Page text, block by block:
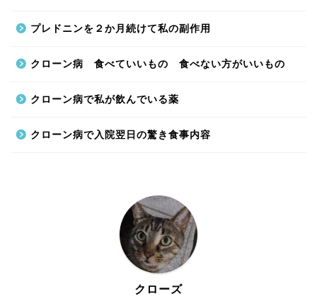
プレドニンを２か月続けて私の副作用
クローン病 食べていいもの 食べない方がいいもの
クローン病で私が飲んでいる薬
クローン病で入院翌日の驚き食事内容
クローズ